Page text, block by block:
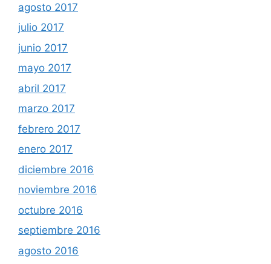
agosto 2017
julio 2017
junio 2017
mayo 2017
abril 2017
marzo 2017
febrero 2017
enero 2017
diciembre 2016
noviembre 2016
octubre 2016
septiembre 2016
agosto 2016